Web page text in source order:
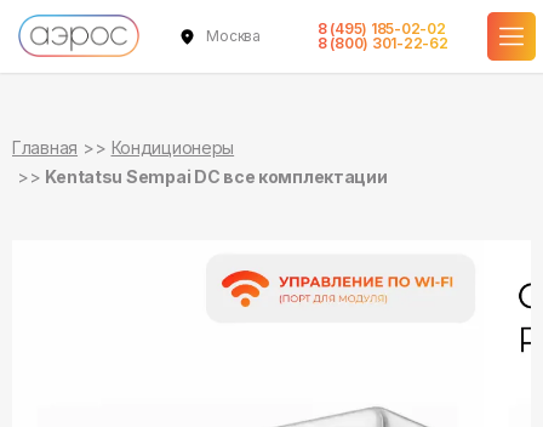
Москва
8 (495) 185-02-02
8 (800) 301-22-62
Главная
Кондиционеры
Kentatsu Sempai DC все комплектации
в наличии
в наличии